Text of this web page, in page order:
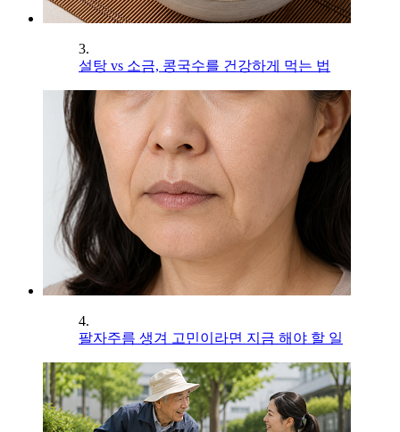
3.
설탕 vs 소금, 콩국수를 건강하게 먹는 법
4.
팔자주름 생겨 고민이라면 지금 해야 할 일